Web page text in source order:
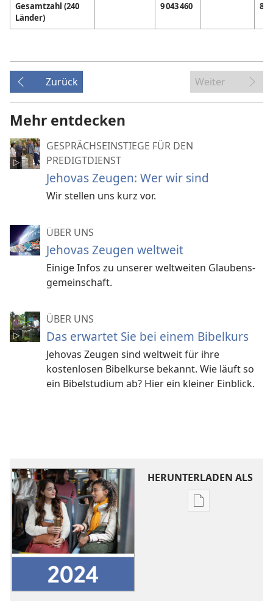
Gesamtzahl (240
Länder)
9 043 460 8
Zurück Weiter
Mehr entdecken
GESPRÄCHSEINSTIEGE FÜR DEN
PREDIGTDIENST
Jehovas Zeugen: Wer wir sind
Wir stellen uns kurz vor.
ÜBER UNS
Jehovas Zeugen weltweit
Einige Infos zu unserer weltweiten Glaubens­
gemeinschaft.
ÜBER UNS
Das erwartet Sie bei einem Bibelkurs
Jehovas Zeugen sind weltweit für ihre
kostenlosen Bibelkurse bekannt. Wie läuft so
ein Bibelstudium ab? Hier ein kleiner Einblick.
HERUNTERLADEN ALS